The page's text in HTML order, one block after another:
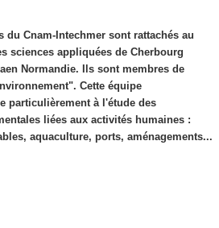
du Cnam-Intechmer sont rattachés au
sciences appliquées de Cherbourg
Normandie. Ils sont membres de
Cette équipe
particulièrement à l'étude des
liées aux activités humaines :
aquaculture, ports, aménagements...